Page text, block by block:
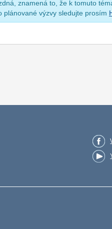
znamená to, že k tomuto
plánované výzvy sledujte prosím